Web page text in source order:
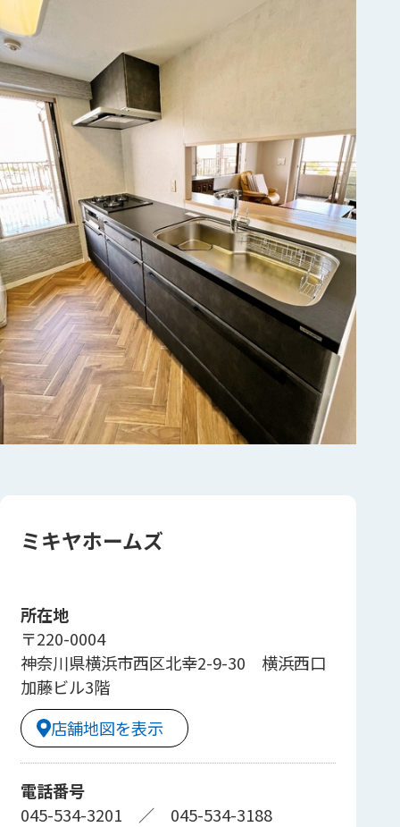
ミキヤホームズ
所在地
〒220-0004
神奈川県横浜市西区北幸2-9-30 横浜西口
加藤ビル3階
店舗地図を表示
電話番号
045-534-3201 ／ 045-534-3188